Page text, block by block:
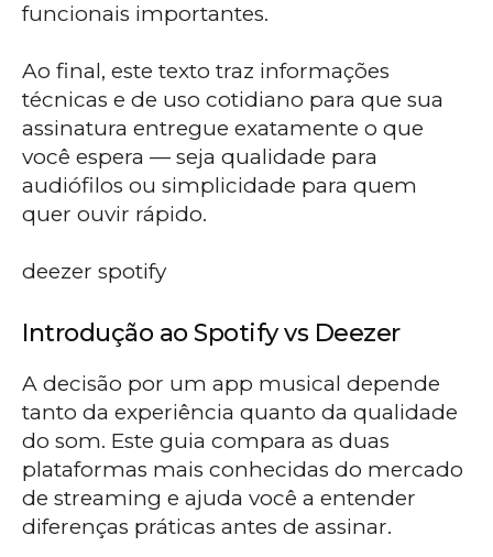
funcionais importantes.
Ao final, este texto traz informações
técnicas e de uso cotidiano para que sua
assinatura entregue exatamente o que
você espera — seja qualidade para
audiófilos ou simplicidade para quem
quer ouvir rápido.
deezer spotify
Introdução ao Spotify vs Deezer
A decisão por um app musical depende
tanto da experiência quanto da qualidade
do som. Este guia compara as duas
plataformas mais conhecidas do mercado
de streaming e ajuda você a entender
diferenças práticas antes de assinar.